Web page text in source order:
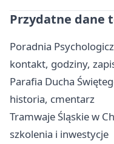
Przydatne dane
Poradnia
kontakt, godziny,
Parafia Ducha
historia, cmentarz
Tramwaje Śląskie w
szkolenia i inwestycje